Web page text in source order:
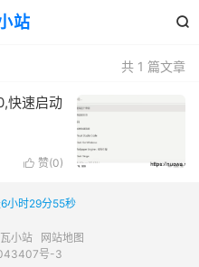
站 
共 1 篇文章
快速启动
 赞(0)
小时29分55秒
小站
网站地图
号-3